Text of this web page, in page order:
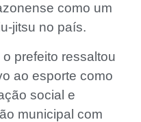
como um
jitsu no país.
prefeito ressaltou
ao esporte como
social e
municipal com